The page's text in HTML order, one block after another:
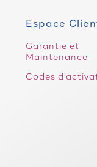
Espace
Garantie et
Maintenance
Codes